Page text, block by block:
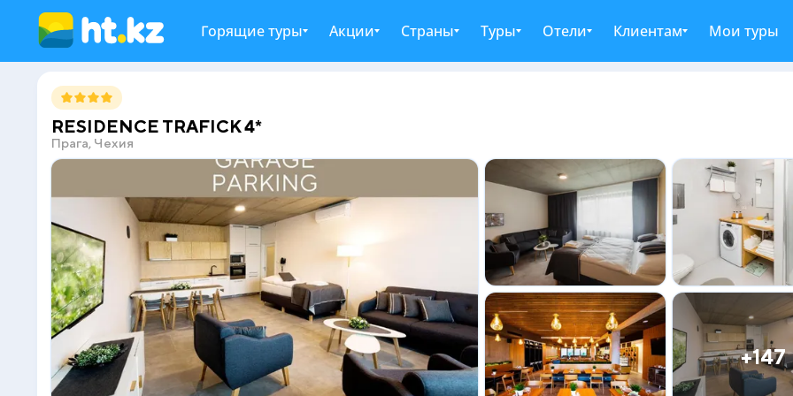
Горящие туры Акции Страны Туры Отели Клиентам Мои туры
RESIDENCE TRAFICK 4*
Прага, Чехия
+147